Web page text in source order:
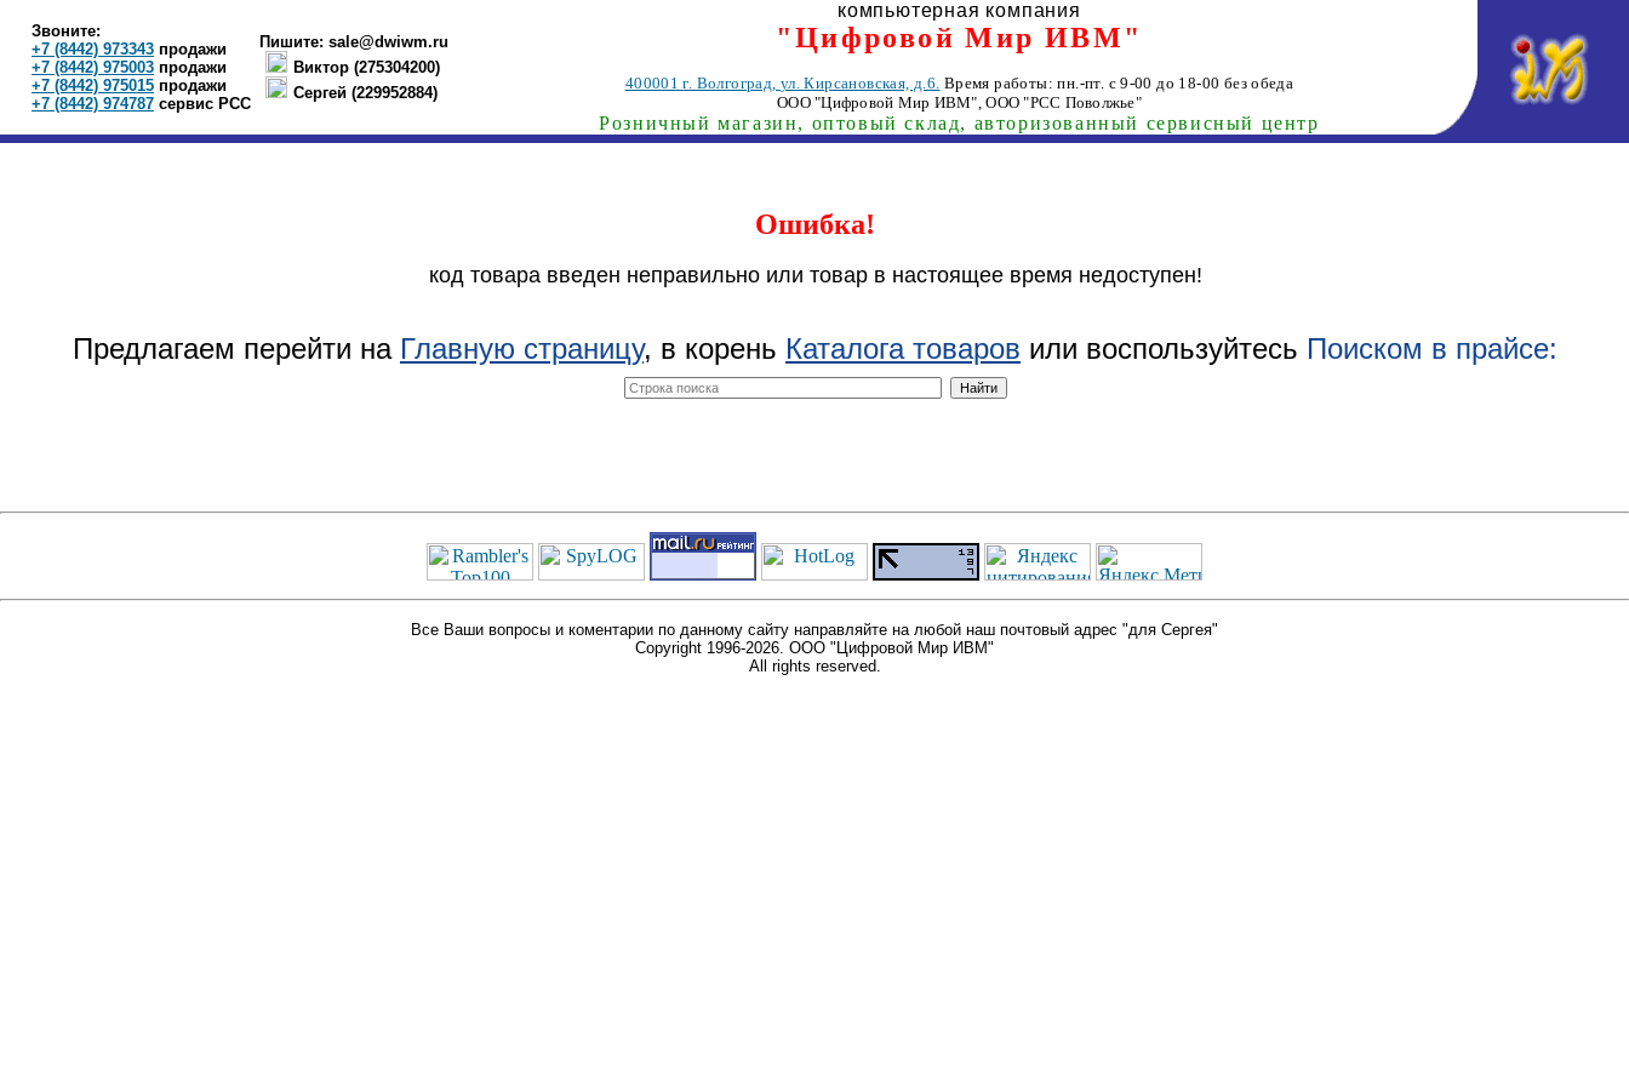
Звоните:
+7 (8442) 973343 продажи
+7 (8442) 975003 продажи
+7 (8442) 975015 продажи
+7 (8442) 974787 сервис РСС
Пишите: sale@dwiwm.ru
Виктор (275304200)
Сергей (229952884)
компьютерная компания
"Цифровой Мир ИВМ"
400001г. Волгоград, ул. Кирсановская, д.6. Время работы: пн.-пт. с 9-00 до 18-00 без обеда
ООО "Цифровой Мир ИВМ", ООО "РСС Поволжье"
Розничный магазин, оптовый склад, авторизованный сервисный центр
Ошибка!
код товара введен неправильно или товар в настоящее время недоступен!
Предлагаем перейти на Главную страницу, в корень Каталога товаров или воспользуйтесь Поиском в прайсе:
Все Ваши вопросы и коментарии по данному сайту направляйте на любой наш почтовый адрес "для Сергея"
Copyright 1996-2026. ООО "Цифровой Мир ИВМ"
All rights reserved.